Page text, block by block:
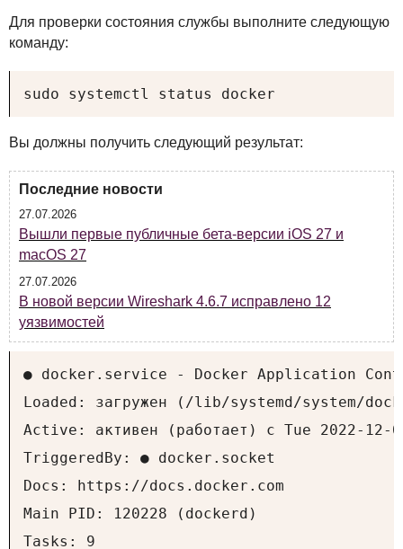
Для проверки состояния службы выполните следующую
команду:
sudo systemctl status docker
Вы должны получить следующий результат:
Последние новости
27.07.2026
Вышли первые публичные бета-версии iOS 27 и
macOS 27
27.07.2026
В новой версии Wireshark 4.6.7 исправлено 12
уязвимостей
● docker.service - Docker Application
Loaded: загружен (/lib/systemd/system/
Active: активен (работает) с Tue 2022-12-
TriggeredBy: ● docker.socket
Docs: https://docs.docker.com
Main PID: 120228 (dockerd)
Tasks: 9